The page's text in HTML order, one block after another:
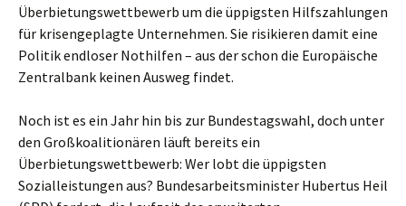
Überbietungswettbewerb um die üppigsten Hilfszahlungen
für krisengeplagte Unternehmen. Sie risikieren damit eine
Politik endloser Nothilfen – aus der schon die Europäische
Zentralbank keinen Ausweg findet.
Noch ist es ein Jahr hin bis zur Bundestagswahl, doch unter
den Großkoalitionären läuft bereits ein
Überbietungswettbewerb: Wer lobt die üppigsten
Sozialleistungen aus? Bundesarbeitsminister Hubertus Heil